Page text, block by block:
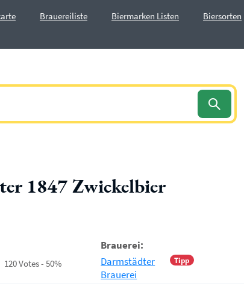
Brauereiliste Biermarken Listen Biersorten
1847 Zwickelbier
120 Votes - 50%
Brauerei:
Tipp
Darmstädter
Brauerei